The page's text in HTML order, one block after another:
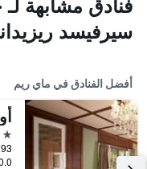
سيرفيسد
أفضل الفنادق في ماي ريم
5 نجوم
0.0 كيلومتر عن وسط